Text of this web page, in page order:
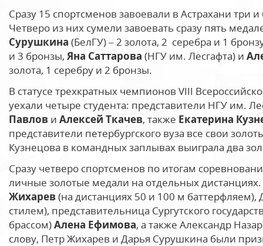
Сразу 15 спортсменов завоевали в Астрахани три
Четверо из них сумели завоевать сразу пять
Сурушкина (БелГУ) – 2 золота, 2 серебра и 1
и 3 бронзы, Яна Саттарова (НГУ им. Лесгафта) и
золота, 1 серебру и 2 бронзы.
В статусе трехкратных чемпионов VIII
уехали четыре студента: представители НГУ им.
Павлов и Алексей Ткачев, также Екатерина
представители петербургского вуза все свои
Кузнецова в командных заплывах выиграла два
Сразу четверо спортсменов по итогам
личные золотые медали на отдельных
Жихарев(на дистанциях 50 и 100 м
стилем), представительница Сургутского
брассом)Алена Ефимова, а также Александр
слову, Петр Жихарев и Дарья Сурушкина были